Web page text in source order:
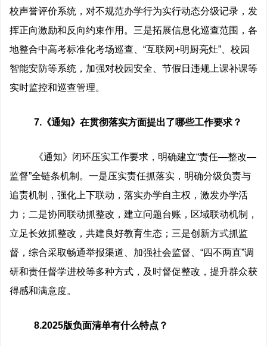
校声誉评价系统，对不规范办学行为实行动态分级记录，发
挥正向激励和反向约束作用。三是拓展信息化巡查范围，各
地整合中高考标准化考场巡查、“互联网+明厨亮灶”、校园
智能安防等系统，加强对校园安全、节假日违规上课补课等
实时监控和巡查管理。
7.《通知》在贯彻落实方面提出了哪些工作要求？
《通知》闭环压实工作要求，明确建立“责任—整改—
监督”全链条机制。一是压实责任抓落实，明确分级负责与
追责机制，强化上下联动，落实办学自主权，激发办学活
力；二是协同联动抓整改，建立问题台账，区域联动机制，
立足长效抓整改，共建良好教育生态；三是创新方式抓监
督，综合采取畅通举报渠道、加强社会监督、“四不两直”调
研和责任督学进校等多种方式，及时督促整改，提升群众获
得感和满意度。
8.2025版负面清单有什么特点？